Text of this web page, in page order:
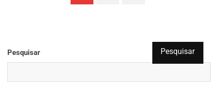
Pesquisar Pesquisar